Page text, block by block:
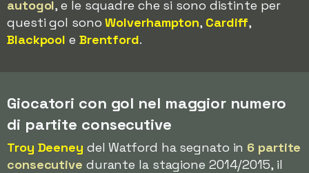
autogol, e le squadre che si sono distinte per
questi gol sonoWolverhampton, Cardiff,
Blackpool e Brentford.
Giocatori con gol nel maggior numero
di partite consecutive
Troy Deeney del Watford ha segnato in 6 partite
consecutive durante la stagione 2014/2015, il